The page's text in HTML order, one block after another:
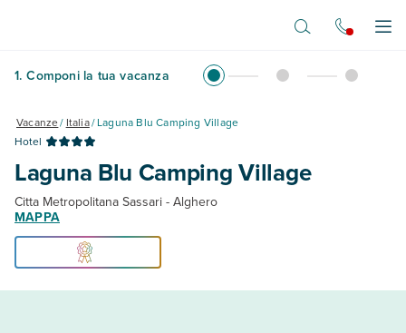
1. Componi la tua vacanza
Vacanze/ Italia/Laguna Blu Camping Village
Hotel
Laguna Blu Camping Village
Citta Metropolitana Sassari - Alghero
MAPPA